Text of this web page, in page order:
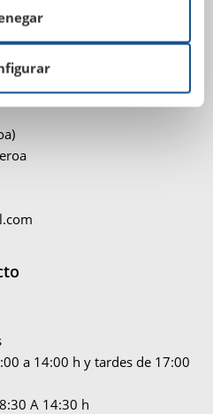
a 14:00 h y tardes de 17:00
A 14:30 h